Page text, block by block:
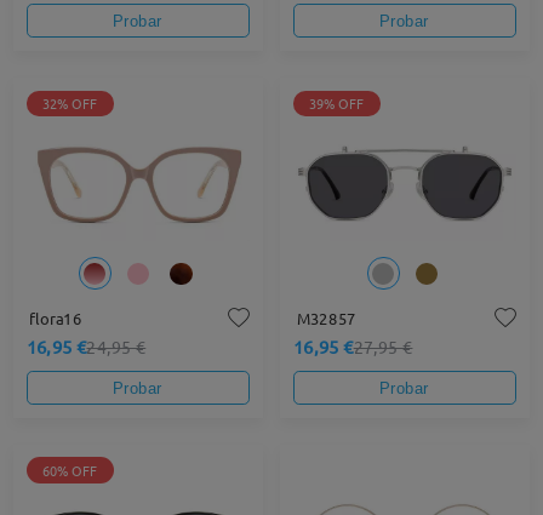
Probar Probar
32% OFF
flora16
16,95 €24,95 €
Probar
39% OFF
M32857
16,95 €27,95 €
Probar
60% OFF